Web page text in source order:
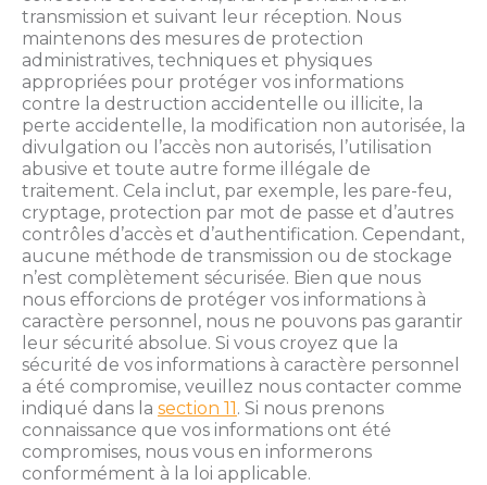
transmission et suivant leur réception. Nous
maintenons des mesures de protection
administratives, techniques et physiques
appropriées pour protéger vos informations
contre la destruction accidentelle ou illicite, la
perte accidentelle, la modification non autorisée, la
divulgation ou l’accès non autorisés, l’utilisation
abusive et toute autre forme illégale de
traitement. Cela inclut, par exemple, les pare-feu,
cryptage, protection par mot de passe et d’autres
contrôles d’accès et d’authentification. Cependant,
aucune méthode de transmission ou de stockage
n’est complètement sécurisée. Bien que nous
nous efforcions de protéger vos informations à
caractère personnel, nous ne pouvons pas garantir
leur sécurité absolue. Si vous croyez que la
sécurité de vos informations à caractère personnel
a été compromise, veuillez nous contacter comme
indiqué dans la section 11. Si nous prenons
connaissance que vos informations ont été
compromises, nous vous en informerons
conformément à la loi applicable.